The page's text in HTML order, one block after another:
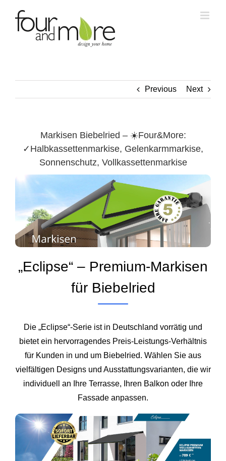
content
Previous Next
Markisen Biebelried – ☀️Four&More:
✓Halbkassettenmarkise, Gelenkarmmarkise,
Sonnenschutz, Vollkassettenmarkise
„Eclipse“ – Premium-Markisen
für Biebelried
Die „Eclipse“-Serie ist in Deutschland vorrätig und
bietet ein hervorragendes Preis-Leistungs-Verhältnis
für Kunden in und um Biebelried. Wählen Sie aus
vielfältigen Designs und Ausstattungsvarianten, die wir
individuell an Ihre Terrasse, Ihren Balkon oder Ihre
Fassade anpassen.